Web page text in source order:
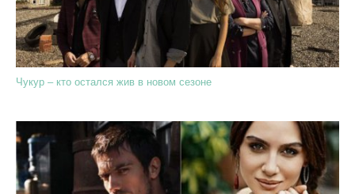
Чукур – кто остался жив в новом сезоне